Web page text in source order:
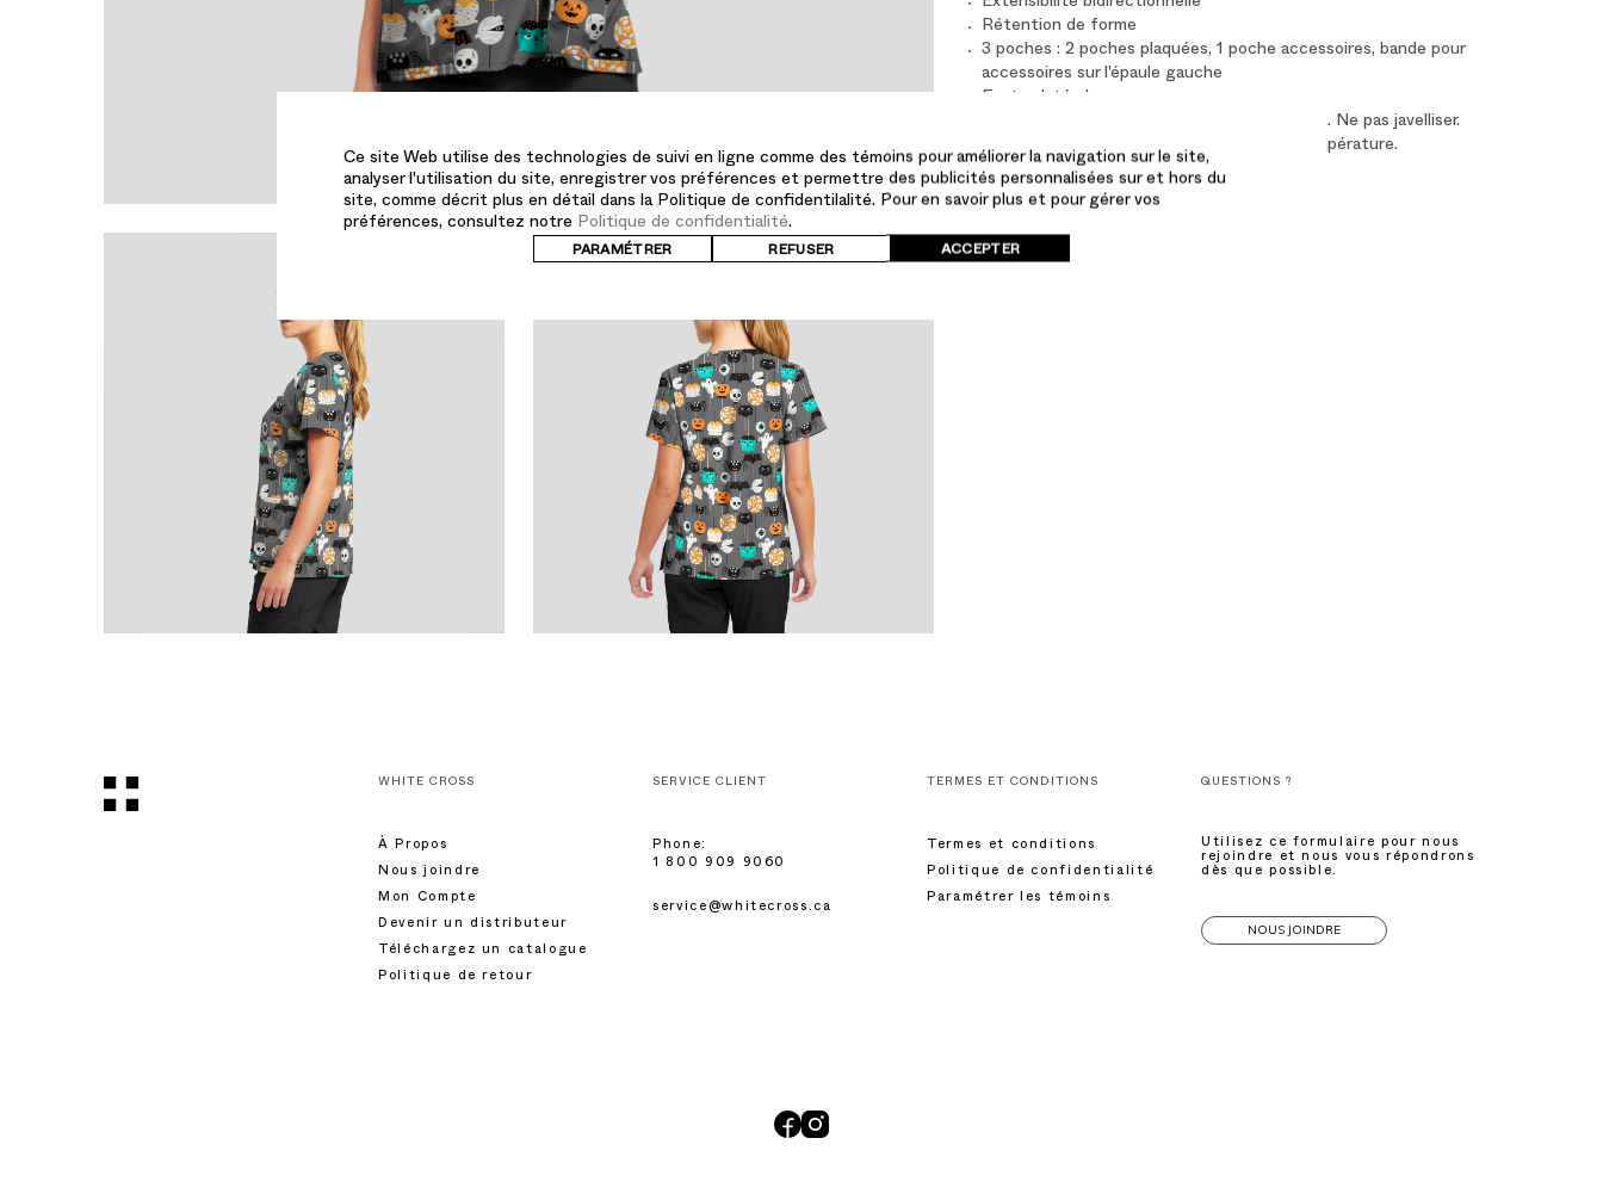
Extensibilité bidirectionnelle
Rétention de forme
3 poches : 2 poches plaquées, 1 poche accessoires, bande pour
accessoires sur l'épaule gauche
Laver en machine à l'eau tiède à cycle délicat. Ne pas javelliser.
Sécher à cycle délicat. Repasser à basse température.
Longueur taille petite : 26"
Ce site Web utilise des technologies de suivi en ligne comme des témoins pour améliorer la navigation sur le site,
analyser l'utilisation du site, enregistrer vos préférences et permettre des publicités personnalisées sur et hors du
site, comme décrit plus en détail dans la Politique de confidentilalité. Pour en savoir plus et pour gérer vos
préférences, consultez notre Politique de confidentialité.
PARAMÉTRER REFUSER ACCEPTER
WHITE CROSS
À Propos
Nous joindre
Mon Compte
Devenir un distributeur
Téléchargez un catalogue
Politique de retour
SERVICE CLIENT
Phone:
1 800 909 9060
service@whitecross.ca
TERMES ET CONDITIONS
Termes et conditions
Politique de confidentialité
Paramétrer les témoins
QUESTIONS ?
Utilisez ce formulaire pour nous
rejoindre et nous vous répondrons
dès que possible.
NOUS JOINDRE